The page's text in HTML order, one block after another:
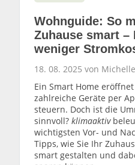
Wohnguide: So
Zuhause smart –
weniger
18. 08. 2025 von
Ein Smart Home
zahlreiche Geräte per
steuern. Doch ist die
sinnvoll? klimaaktiv
wichtigsten Vor- und
Tipps, wie Sie Ihr
smart gestalten und